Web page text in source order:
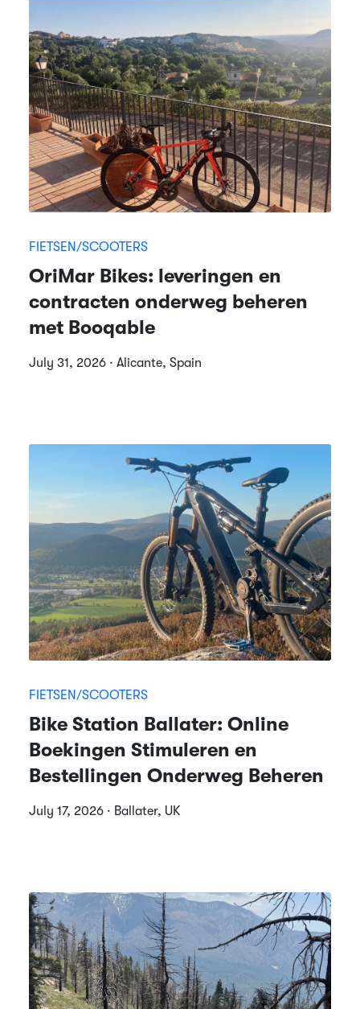
FIETSEN/SCOOTERS
OriMar Bikes: leveringen en
contracten onderweg beheren
met Booqable
July 31, 2026 · Alicante, Spain
FIETSEN/SCOOTERS
Bike Station Ballater: Online
Boekingen Stimuleren en
Bestellingen Onderweg Beheren
July 17, 2026 · Ballater, UK